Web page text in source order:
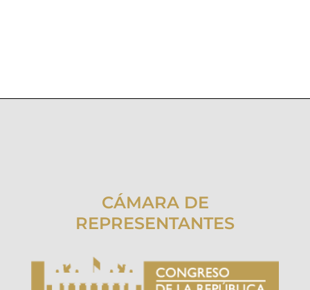
CÁMARA DE
REPRESENTANTES